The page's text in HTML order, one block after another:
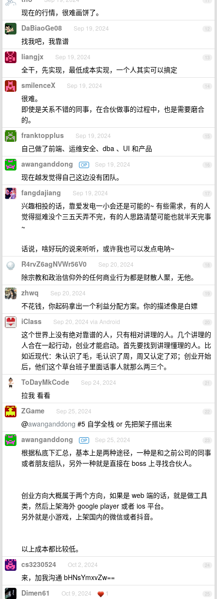
现在的行情，很难画饼了。
12
DaBiaoGe08 Sep 19, 2024
找我吧，我靠谱
13
liangjx Sep 19, 2024
全干，先实现，最低成本实现，一个人其实可以搞定
14
smilenceX Sep 19, 2024
很难。
即使是关系不错的同事，在合伙做事的过程中，也是需要磨合
的。
15
franktopplus Sep 19, 2024
自己做了前端、运维安全、dba 、UI 和产品
16
awanganddong OP Sep 19, 2024
现在越发觉得自己这边没有团队。
17
fangdajiang Sep 19, 2024
兴趣相投的话，靠爱发电一小会还是可能的~ 有些需求，有的人
觉得挺难没个三五天弄不完，有的人思路清楚可能也就半天完事
~
话说，啥好玩的说来听听，或许我也可以发点电呐~
18
R4rvZ6agNVWr56V0 Sep 20, 2024
除宗教和政治信仰外的任何商业行为都是财散人聚，无他。
19
zhwq Sep 20, 2024
不花钱，你起码拿出一个利益分配方案。你的描述像是白嫖
20
iClass Sep 20, 2024 via Android
这个世界上没有绝对靠谱的人，只有相对讲理的人。几个讲理的
人合在一起行动，创业才能启动。首先要找到讲理懂理的人。比
如近现代：朱认识了毛，毛认识了周，周又认定了邓；创业开始
后，他们这个草台班子里面话事人就那么两三个。
21
ToDayMkCode Sep 24, 2024
拉我 看看
22
ZGame Sep 25, 2024
@awanganddong #5 自学全栈 or 先把架子搭出来
23
awanganddong OP Sep 25, 2024
根据私底下汇总，基本上是两种途径，一种是和之前公司的同事
或者朋友组队，另外一种就是直接在 boss 上寻找合伙人。
创业方向大概属于两个方向，如果是 web 端的话，就是做工具
类，然后上架海外 google player 或者 ios 平台。
另外就是小游戏，上架国内的微信或者抖音。
以上成本都比较低。
24
cs3230524 Oct 2, 2024
来，加我沟通 bHNsYmxvZw==
25
Dimen61 Oct 9, 2024 1